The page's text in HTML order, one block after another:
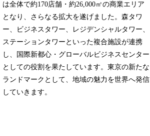
は全体で約170店舗・約26,000㎡の商業エリア
となり、さらなる拡大を遂げました。森タワ
ー、ビジネスタワー、レジデンシャルタワー、
ステーションタワーといった複合施設が連携
し、国際新都心・グローバルビジネスセンター
としての役割を果たしています。東京の新たな
ランドマークとして、地域の魅力を世界へ発信
していきます。